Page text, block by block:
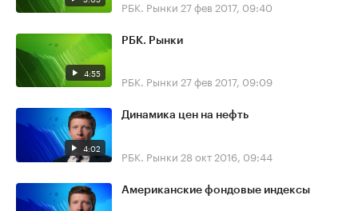
РБК. Рынки 27 фев 2017, 09:40
4:55
РБК. Рынки
РБК. Рынки 27 фев 2017, 09:09
4:02
Динамика цен на нефть
РБК. Рынки 28 окт 2016, 09:44
Американские фондовые индексы